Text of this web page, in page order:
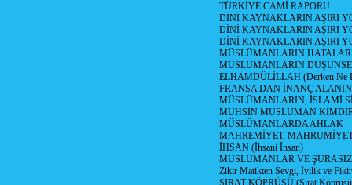
TÜRKİYE CAMİ RAPORU
DİNİ KAYNAKLARIN AŞIRI
DİNİ KAYNAKLARIN AŞIRI
DİNİ KAYNAKLARIN AŞIRI
MÜSLÜMANLARIN
MÜSLÜMANLARIN
ELHAMDÜLİLLAH (Derken Ne
FRANSA DAN İNANÇ
MÜSLÜMANLARIN, İSLAMİ
MUHSİN MÜSLÜMAN
MÜSLÜMANLARDA AHLAK
MAHREMİYET,
İHSAN (İhsani İnsan)
MÜSLÜMANLAR VE
Zikir Matikten Sevgi, İyilik ve
SIRAT KÖPRÜSÜ (Sırat